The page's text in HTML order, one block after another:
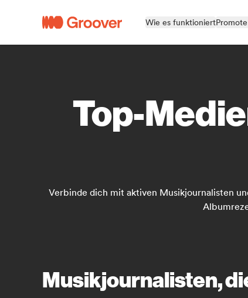
Wie es funktioniert
Top-
Verbinde dich mit aktiven Musikjournalisten
Musikjournalisten,